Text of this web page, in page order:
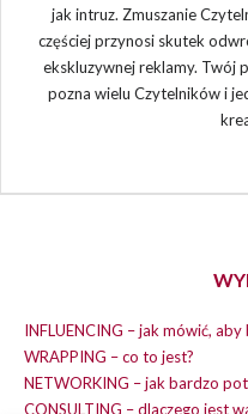
jak intruz. Zmuszanie
częściej przynosi skutek
ekskluzywnej reklamy. Twój
pozna wielu Czytelników i
INFLUENCING – jak mówić, aby
WRAPPING – co to jest?
NETWORKING – jak bardzo
CONSULTING – dlaczego jest